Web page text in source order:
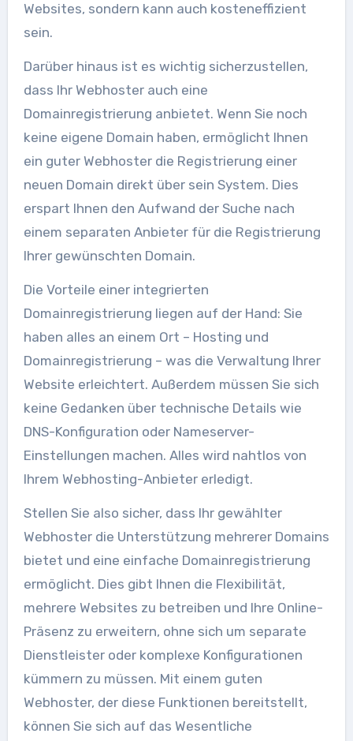
Websites, sondern kann auch kosteneffizient
sein.
Darüber hinaus ist es wichtig sicherzustellen,
dass Ihr Webhoster auch eine
Domainregistrierung anbietet. Wenn Sie noch
keine eigene Domain haben, ermöglicht Ihnen
ein guter Webhoster die Registrierung einer
neuen Domain direkt über sein System. Dies
erspart Ihnen den Aufwand der Suche nach
einem separaten Anbieter für die Registrierung
Ihrer gewünschten Domain.
Die Vorteile einer integrierten
Domainregistrierung liegen auf der Hand: Sie
haben alles an einem Ort – Hosting und
Domainregistrierung – was die Verwaltung Ihrer
Website erleichtert. Außerdem müssen Sie sich
keine Gedanken über technische Details wie
DNS-Konfiguration oder Nameserver-
Einstellungen machen. Alles wird nahtlos von
Ihrem Webhosting-Anbieter erledigt.
Stellen Sie also sicher, dass Ihr gewählter
Webhoster die Unterstützung mehrerer Domains
bietet und eine einfache Domainregistrierung
ermöglicht. Dies gibt Ihnen die Flexibilität,
mehrere Websites zu betreiben und Ihre Online-
Präsenz zu erweitern, ohne sich um separate
Dienstleister oder komplexe Konfigurationen
kümmern zu müssen. Mit einem guten
Webhoster, der diese Funktionen bereitstellt,
können Sie sich auf das Wesentliche